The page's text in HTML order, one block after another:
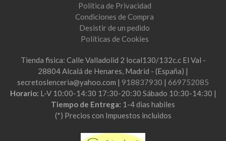
Política de Privacidad
Condiciones de Compra
Desistir de un pedido
Políticas de Cookies
Tienda fisica: Calle Valladolid 2 local130/132c.c El Val -
28804 Alcalá de Henares, Madrid - (España) |
secretoslenceria@yahoo.com | 918837930 | 669752085
Horario: L-V 10:00-14:30 17:30-20:30 Sábado 10:30-14:30 |
Tiempo de Entrega: 1-4 dias habiles
(*) Precios con Impuestos incluidos